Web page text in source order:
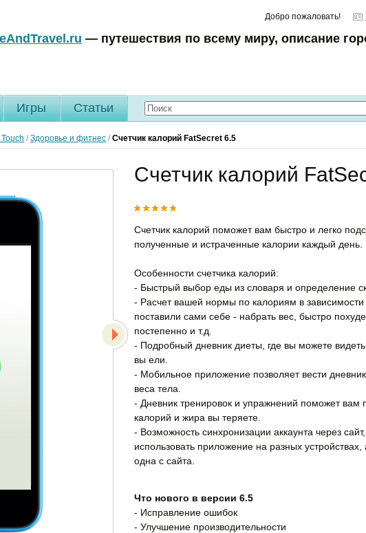
Добро пожаловать!
— путешествия по всему миру, описание
Игры Статьи
/ Здоровье и фитнес / Счетчик калорий FatSecret 6.5
Счетчик калорий
Счетчик калорий поможет вам быстро и легко
полученные и истраченные калории каждый день.
Особенности счетчика калорий:
- Быстрый выбор еды из словаря и определение
- Расчет вашей нормы по калориям в зависимости
поставили сами себе - набрать вес, быстро
постепенно и т.д.
- Подробный дневник диеты, где вы можете видеть
вы ели.
- Мобильное приложение позволяет вести
веса тела.
- Дневник тренировок и упражнений поможет вам
калорий и жира вы теряете.
- Возможность синхронизации аккаунта через
использовать приложение на разных
одна с сайта.
Что нового в версии 6.5
- Исправление ошибок
- Улучшение производительности